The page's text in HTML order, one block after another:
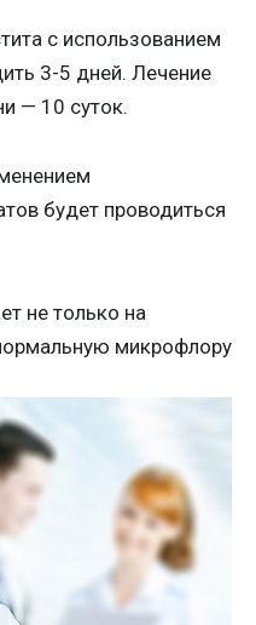
с использованием
3-5 дней. Лечение
— 10 суток.
будет проводиться
не только на
микрофлору